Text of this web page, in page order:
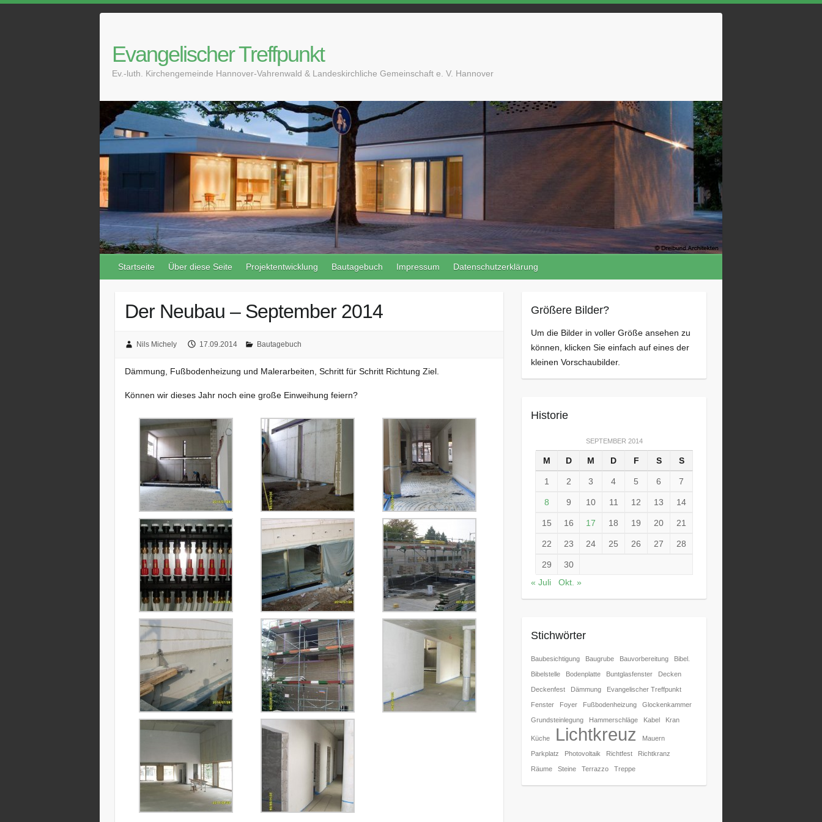
Evangelischer Treffpunkt
Ev.-luth. Kirchengemeinde Hannover-Vahrenwald & Landeskirchliche Gemeinschaft e. V. Hannover
Startseite Über diese Seite Projektentwicklung Bautagebuch Impressum Datenschutzerklärung
Der Neubau – September 2014
Nils Michely 17.09.2014 Bautagebuch
Dämmung, Fußbodenheizung und Malerarbeiten, Schritt für Schritt Richtung Ziel.
Können wir dieses Jahr noch eine große Einweihung feiern?
Größere Bilder?
Um die Bilder in voller Größe ansehen zu
können, klicken Sie einfach auf eines der
kleinen Vorschaubilder.
Historie
SEPTEMBER 2014
M D M D F S S
1 2 3 4 5 6 7
8 9 10 11 12 13 14
15 16 17 18 19 20 21
22 23 24 25 26 27 28
29
30
« Juli
Okt. »
Stichwörter
Baubesichtigung Baugrube Bauvorbereitung Bibel.
Bibelstelle Bodenplatte Buntglasfenster Decken
Deckenfest Dämmung Evangelischer Treffpunkt
Fenster Foyer Fußbodenheizung Glockenkammer
Grundsteinlegung Hammerschläge Kabel Kran
Küche Lichtkreuz Mauern
Parkplatz Photovoltaik Richtfest Richtkranz
Räume Steine Terrazzo Treppe